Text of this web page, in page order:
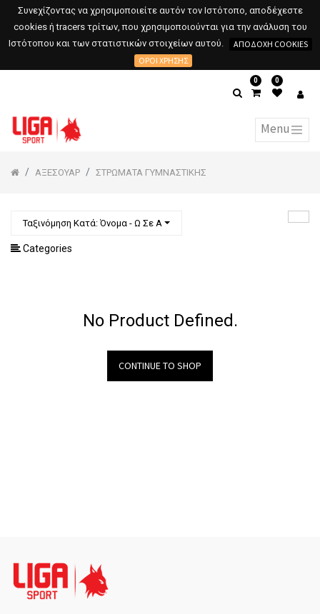
Συνεχίζοντας να χρησιμοποιείτε αυτόν τον Ιστότοπο, αποδέχεστε
cookies ή tracers τρίτων, που χρησιμοποιούνται για την ανάλυση του
Ιστότοπου και των στατιστικών στοιχείων αυτού.
ΑΠΟΔΟΧΉ COOKIES
ΌΡΟΙ ΧΡΉΣΗΣ
0 0
ΑΞΕΣΟΥΑΡ ΣΤΡΩΜΑΤΑ ΓΥΜΝΑΣΤΙΚΗΣ
Ταξινόμηση Κατά: Όνομα - Ω Σε Α
Categories
No Product Defined.
CONTINUE TO SHOP